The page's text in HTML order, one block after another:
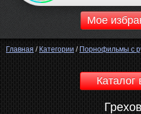
Мое
Главная / Категории / Порнофильмы с
Каталог